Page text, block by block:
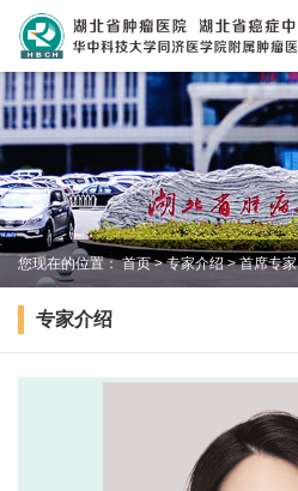
您现在的位置： 首页>专家介绍>首席专家
专家介绍